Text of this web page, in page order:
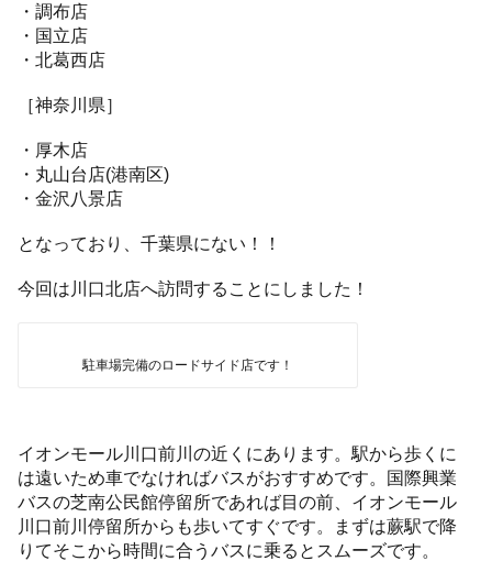
・調布店
・国立店
・北葛西店
［神奈川県］
・厚木店
・丸山台店(港南区)
・金沢八景店
となっており、千葉県にない！！
今回は川口北店へ訪問することにしました！
駐車場完備のロードサイド店です！
イオンモール川口前川の近くにあります。駅から歩くに
は遠いため車でなければバスがおすすめです。国際興業
バスの芝南公民館停留所であれば目の前、イオンモール
川口前川停留所からも歩いてすぐです。まずは蕨駅で降
りてそこから時間に合うバスに乗るとスムーズです。